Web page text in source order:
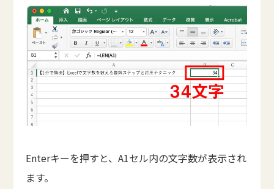
Enterキーを押すと、A1セル内の文字数が表示され
ます。